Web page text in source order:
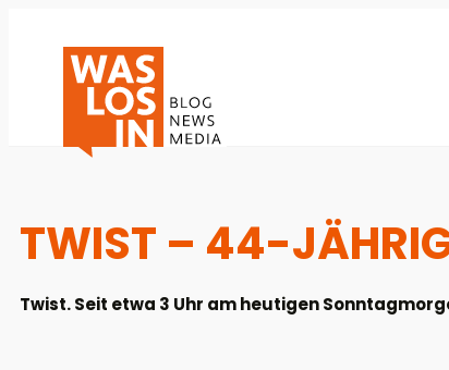
TWIST – 44-
Twist. Seit etwa 3 Uhr am heutigen